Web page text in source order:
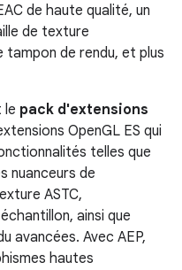
de haute qualité, un
de texture
de rendu, et plus
le pack d'extensions
OpenGL ES qui
telles que
nuanceurs de
ASTC,
ainsi que
avancées. Avec AEP,
hautes